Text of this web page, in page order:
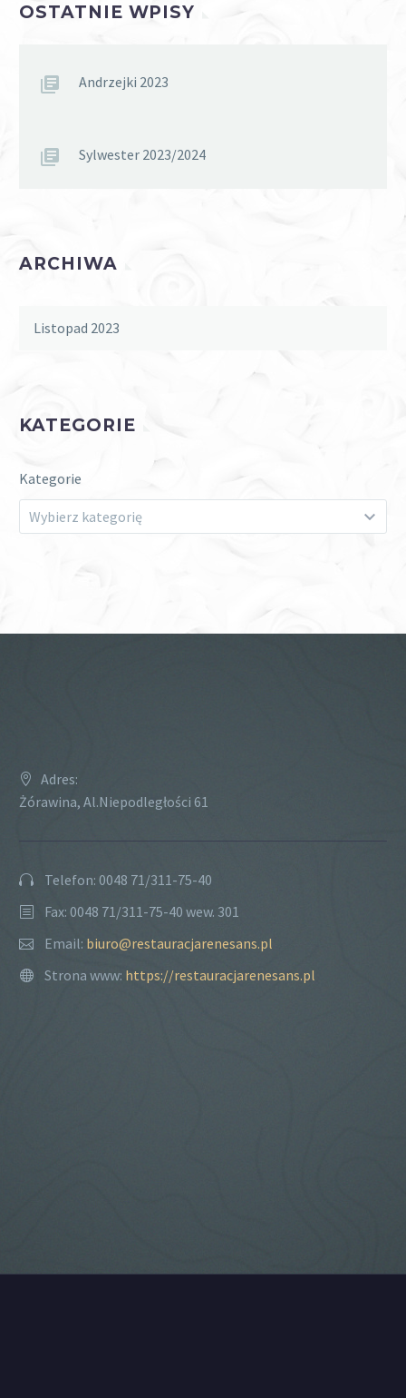
OSTATNIE WPISY
Andrzejki 2023
Sylwester 2023/2024
ARCHIWA
Listopad 2023
KATEGORIE
Kategorie
Wybierz kategorię
Adres:
Żórawina, Al.Niepodległości 61
Telefon: 0048 71/311-75-40
Fax: 0048 71/311-75-40 wew. 301
Email: biuro@restauracjarenesans.pl
Strona www: https://restauracjarenesans.pl